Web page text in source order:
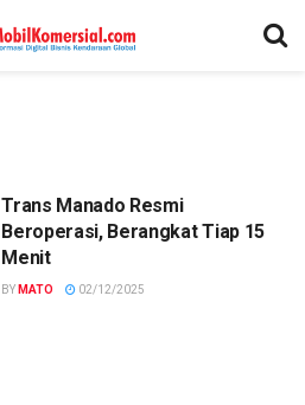
Trans Manado Resmi
Beroperasi, Berangkat Tiap 15
Menit
BY MATO 02/12/2025